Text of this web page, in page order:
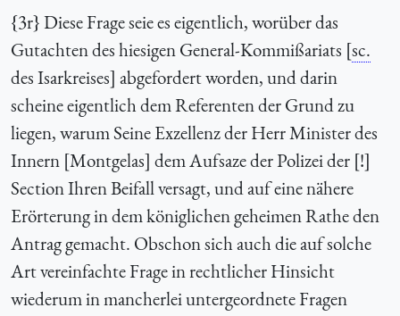
{3r} Diese Frage seie es eigentlich, worüber das
Gutachten des hiesigen General-Kommißariats [sc.
des Isarkreises] abgefordert worden, und darin
scheine eigentlich dem Referenten der Grund zu
liegen, warum Seine Exzellenz der Herr Minister des
Innern [Montgelas] dem Aufsaze der Polizei der [!]
Section Ihren Beifall versagt, und auf eine nähere
Erörterung in dem königlichen geheimen Rathe den
Antrag gemacht. Obschon sich auch die auf solche
Art vereinfachte Frage in rechtlicher Hinsicht
wiederum in mancherlei untergeordnete Fragen